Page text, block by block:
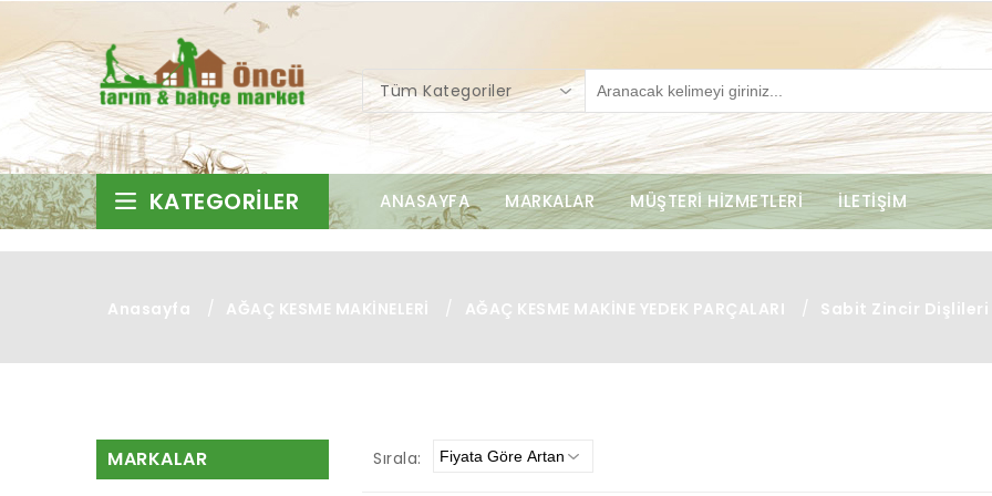
Tüm Kategoriler
KATEGORILER ANASAYFA MARKALAR MÜŞTERİ HİZMETLERİ İLETİŞİM
Anasayfa / AĞAÇ KESME MAKİNELERİ / AĞAÇ KESME MAKİNE YEDEK PARÇALARI / Sabit Zincir Dişlileri
MARKALAR Sırala: